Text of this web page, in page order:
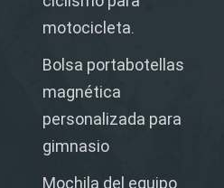
motocicleta.
Bolsa portabotellas
magnética
personalizada para
gimnasio
Mochila del equipo